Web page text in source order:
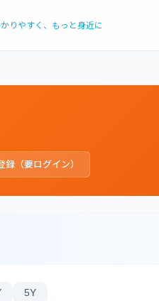
りやすく、もっと身近に
録（要ログイン）
5Y